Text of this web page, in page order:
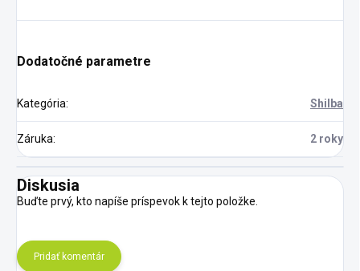
Dodatočné parametre
Kategória: Shilba
Záruka: 2 roky
Diskusia
Buďte prvý, kto napíše príspevok k tejto položke.
Pridať komentár